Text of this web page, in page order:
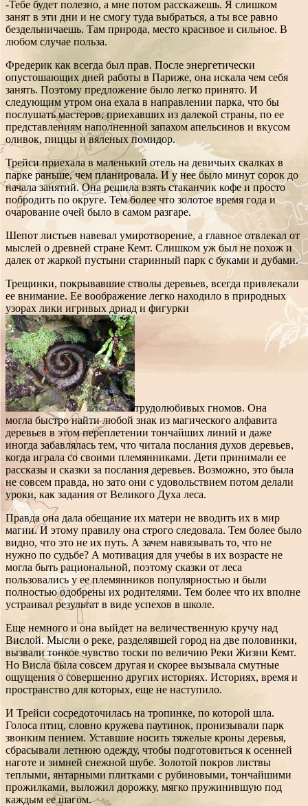
-Тебе будет полезно, а мне потом расскажешь. Я слишком
занят в эти дни и не смогу туда выбраться, а ты все равно
бездельничаешь. Там природа, место красивое и сильное. В
любом случае польза.
Фредерик как всегда был прав. После энергетически
опустошающих дней работы в Париже, она искала чем себя
занять. Поэтому предложение было легко принято. И
следующим утром она ехала в направлении парка, что бы
послушать мастеров, приехавших из далекой страны, по ее
представлениям наполненной запахом апельсинов и вкусом
оливок, пиццы и вяленых помидор.
Трейси приехала в маленький отель на девичьих скалках в
парке раньше, чем планировала. И у нее было минут сорок до
начала занятий. Она решила взять стаканчик кофе и просто
побродить по округе. Тем более что золотое время года и
очарование очей было в самом разгаре.
Шепот листьев навевал умиротворение, а главное отвлекал от
мыслей о древней стране Кемт. Слишком уж был не похож и
далек от жаркой пустыни старинный парк с буками и дубами.
Трещинки, покрывавшие стволы деревьев, всегда привлекали
ее внимание. Ее воображение легко находило в природных
узорах лики игривых дриад и фигурки
трудолюбивых гномов. Она
могла быстро найти любой знак из магического алфавита
деревьев в этом переплетении тончайших линий и даже
иногда забавлялась тем, что читала послания духов деревьев,
когда играла со своими племянниками. Дети принимали ее
рассказы и сказки за послания деревьев. Возможно, это была
не совсем правда, но зато они с удовольствием потом делали
уроки, как задания от Великого Духа леса.
Правда она дала обещание их матери не вводить их в мир
магии. И этому правилу она строго следовала. Тем более было
видно, что это не их путь. А зачем навязывать то, что не
нужно по судьбе? А мотивация для учебы в их возрасте не
могла быть рациональной, поэтому сказки от леса
пользовались у ее племянников популярностью и были
полностью одобрены их родителями. Тем более что их вполне
устраивал результат в виде успехов в школе.
Еще немного и она выйдет на величественную кручу над
Вислой. Мысли о реке, разделявшей город на две половинки,
вызвали тонкое чувство тоски по величию Реки Жизни Кемт.
Но Висла была совсем другая и скорее вызывала смутные
ощущения о совершенно других историях. Историях, время и
пространство для которых, еще не наступило.
И Трейси сосредоточилась на тропинке, по которой шла.
Голоса птиц, словно кружева паутинок, пронизывали парк
звонким пением. Уставшие носить тяжелые кроны деревья,
сбрасывали летнюю одежду, чтобы подготовиться к осенней
наготе и зимней снежной шубе. Золотой покров листвы
теплыми, янтарными плитками с рубиновыми, тончайшими
прожилками, выложил дорожку, мягко пружинившую под
каждым ее шагом.